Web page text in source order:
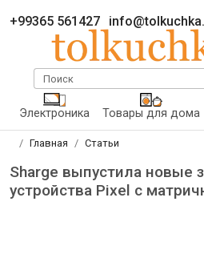
+99365 561427
Поиск
Электроника Товары для дома
Главная Статьи
Sharge выпустила новые
устройства Pixel с